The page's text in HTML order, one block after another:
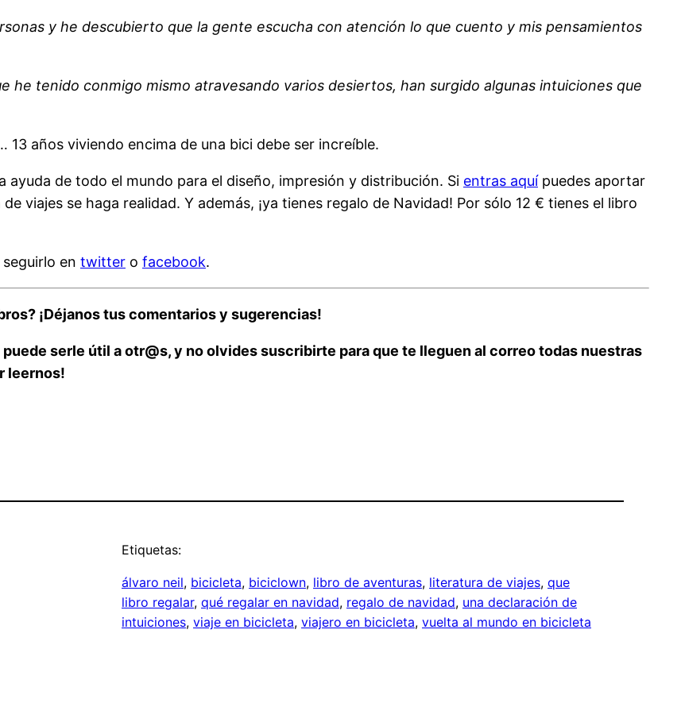
y he descubierto que la gente escucha con atención lo que cuento y mis pensamientos
he tenido conmigo mismo atravesando varios desiertos, han surgido algunas intuiciones que
años viviendo encima de una bici debe ser increíble.
ayuda de todo el mundo para el diseño, impresión y distribución. Si entras aquípuedes aportar
viajes se haga realidad. Y además, ¡ya tienes regalo de Navidad! Por sólo 12 € tienes el libro
seguirlo en twitter o facebook.
¡Déjanos tuscomentarios y sugerencias!
serle útil a otr@s, y no olvides suscribirte para que te lleguen al correo todas nuestras
leernos!
Etiquetas:
álvaro neil, bicicleta, biciclown, libro de aventuras, literatura de viajes, que
libro regalar, qué regalar en navidad, regalo de navidad, una declaración de
intuiciones, viaje en bicicleta, viajero en bicicleta, vuelta al mundo en bicicleta